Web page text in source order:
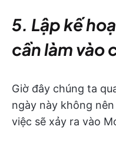
5. Lập kế
cần làm vào
Giờ đây chúng ta
ngày này không
việc sẽ xảy ra vào